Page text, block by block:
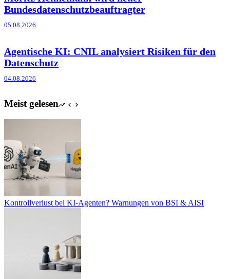
Bundesdatenschutzbeauftragter
05.08.2026
Agentische KI: CNIL analysiert Risiken für den
Datenschutz
04.08.2026
Meist gelesen
Kontrollverlust bei KI-Agenten? Warnungen von BSI & AISI